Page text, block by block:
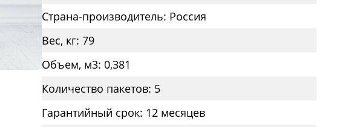
Страна-производитель: Россия
Вес, кг: 79
Объем, м3: 0,381
Количество пакетов: 5
Гарантийный срок: 12 месяцев